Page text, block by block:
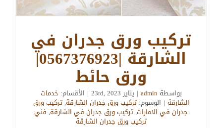
تركيب ورق جدران في
الشارقة |0567376923|
ورق حائط
بواسطةadmin
| يناير 23rd, 2023 | الأقسام: خدمات
الشارقة | الوسوم:تركيب ورق جدران الشارقة,تركيب ورق
جدران في الامارات,تركيب ورق جدران في الشارقة, فني
تركيب ورق جدران الشارقة